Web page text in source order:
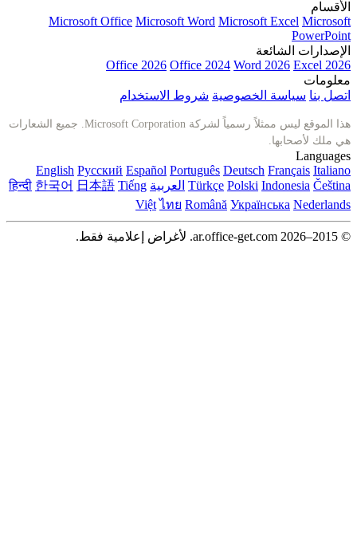
Microsoft Office Microsoft Word Microsoft
Office 2026 Office 2024 Word
شروط الاستخدام
هذا الموقع ليس ممثلاً رسمياً لشركة Microsoft Corporation. جميع الشعارات
English Русский Español Português Deutsch
Türkçe Polski العربية हिन्दी 한국어 日本語 Tiếng
Việt ไทย Română